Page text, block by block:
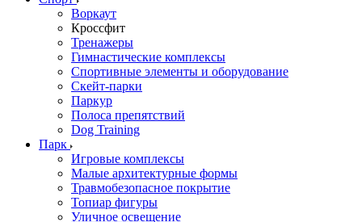
Воркаут
Кроссфит
Тренажеры
Гимнастические комплексы
Спортивные элементы и оборудование
Скейт-парки
Паркур
Полоса препятствий
Dog Training
Парк
Игровые комплексы
Малые архитектурные формы
Травмобезопасное покрытие
Топиар фигуры
Уличное освещение